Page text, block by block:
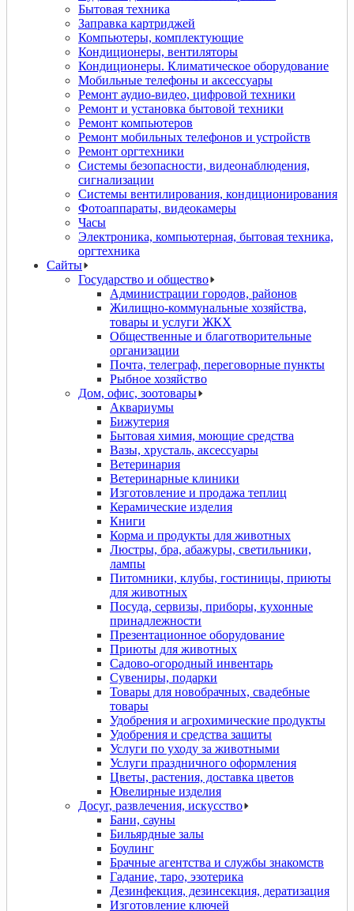
Бытовая техника
Заправка картриджей
Компьютеры, комплектующие
Кондиционеры, вентиляторы
Кондиционеры. Климатическое оборудование
Мобильные телефоны и аксессуары
Ремонт аудио-видео, цифровой техники
Ремонт и установка бытовой техники
Ремонт компьютеров
Ремонт мобильных телефонов и устройств
Ремонт оргтехники
Системы безопасности, видеонаблюдения,
сигнализации
Системы вентилирования, кондиционирования
Фотоаппараты, видеокамеры
Часы
Электроника, компьютерная, бытовая техника,
оргтехника
Сайты
Государство и общество
Администрации городов, районов
Жилищно-коммунальные хозяйства,
товары и услуги ЖКХ
Общественные и благотворительные
организации
Почта, телеграф, переговорные пункты
Рыбное хозяйство
Дом, офис, зоотовары
Аквариумы
Бижутерия
Бытовая химия, моющие средства
Вазы, хрусталь, аксессуары
Ветеринария
Ветеринарные клиники
Изготовление и продажа теплиц
Керамические изделия
Книги
Корма и продукты для животных
Люстры, бра, абажуры, светильники,
лампы
Питомники, клубы, гостиницы, приюты
для животных
Посуда, сервизы, приборы, кухонные
принадлежности
Презентационное оборудование
Приюты для животных
Садово-огородный инвентарь
Сувениры, подарки
Товары для новобрачных, свадебные
товары
Удобрения и агрохимические продукты
Удобрения и средства защиты
Услуги по уходу за животными
Услуги праздничного оформления
Цветы, растения, доставка цветов
Ювелирные изделия
Досуг, развлечения, искусство
Бани, сауны
Бильярдные залы
Боулинг
Брачные агентства и службы знакомств
Гадание, таро, эзотерика
Дeзинфекция, дeзинсекция, дератизация
Изготовление ключей